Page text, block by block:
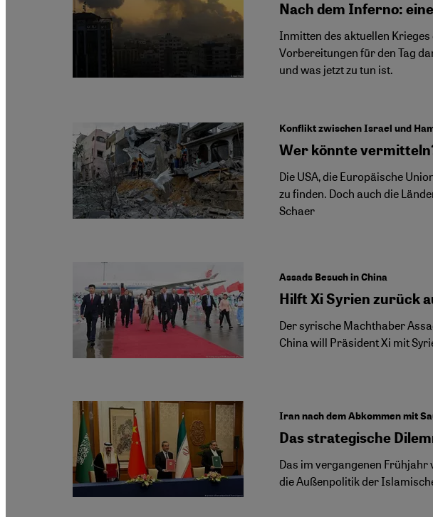
Nach dem Inferno:
Inmitten des aktuellen
Vorbereitungen für den Tag
und was jetzt zu tun ist.
Konflikt zwischen Israel und
Wer könnte
Die USA, die Europäische
zu finden. Doch auch die
Schaer
Assads Besuch in China
Hilft Xi Syrien zurück
Der syrische Machthaber
China will Präsident Xi mit
Iran nach dem Abkommen mit
Das strategische
Das im vergangenen
die Außenpolitik der